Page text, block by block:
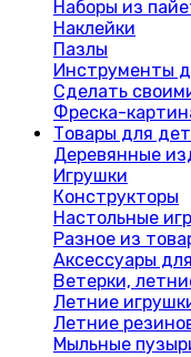
Наборы из
Наклейки
Пазлы
Инструменты
Сделать
Фреска-
Товары для
Деревянные
Игрушки
Конструкторы
Настольные
Разное из
Аксессуары
Ветерки,
Летние
Летние
Мыльные